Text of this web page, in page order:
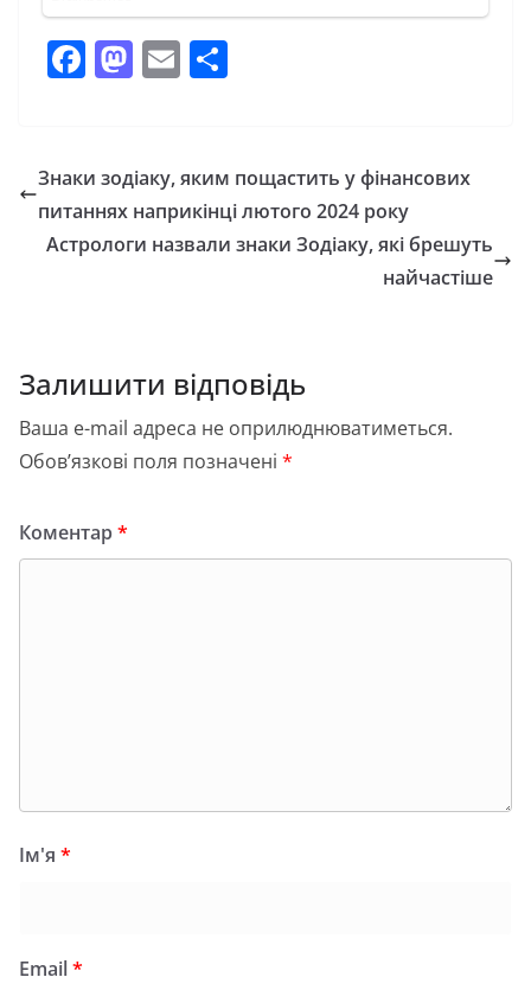
F
e
b
o
M
o
d
o
E
l л
и
т
Знаки зодіаку, яким пощастить у фінансових
питаннях наприкінці лютого 2024 року
Астрологи назвали знаки Зодіаку, які брешуть
найчастіше
Залишити відповідь
Ваша e-mail адреса не оприлюднюватиметься.
Обов’язкові поля позначені *
Коментар*
Ім'я *
Email*